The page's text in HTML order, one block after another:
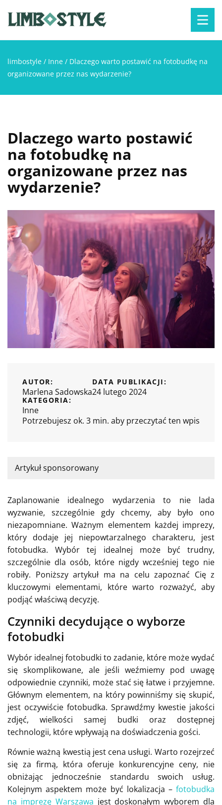
limbostyle / Inne / Dlaczego warto postawić na fotobudkę na
organizowane przez nas wydarzenie?
Dlaczego warto postawić
na fotobudkę na
organizowane przez nas
wydarzenie?
AUTOR:
Marlena Sadowska
DATA PUBLIKACJI:
24 lutego 2024
KATEGORIA:
Inne
Potrzebujesz ok. 3 min. aby przeczytać ten wpis
Artykuł sponsorowany
Zaplanowanie idealnego wydarzenia to nie lada
wyzwanie, szczególnie gdy chcemy, aby było ono
niezapomniane. Ważnym elementem każdej imprezy,
który dodaje jej niepowtarzalnego charakteru, jest
fotobudka. Wybór tej idealnej może być trudny,
szczególnie dla osób, które nigdy wcześniej tego nie
robiły. Poniższy artykuł ma na celu zapoznać Cię z
kluczowymi elementami, które warto rozważyć, aby
podjąć właściwą decyzję.
Czynniki decydujące o wyborze
fotobudki
Wybór idealnej fotobudki to zadanie, które może wydać
się skomplikowane, ale jeśli weźmiemy pod uwagę
odpowiednie czynniki, może stać się łatwe i przyjemne.
Głównym elementem, na który powinniśmy się skupić,
jest oczywiście fotobudka. Sprawdźmy kwestie jakości
zdjęć, wielkości samej budki oraz dostępnej
technologii, które wpływają na doświadczenia gości.
Równie ważną kwestią jest cena usługi. Warto rozejrzeć
się za firmą, która oferuje konkurencyjne ceny, nie
obniżając jednocześnie standardu swoich usług.
Kolejnym aspektem może być lokalizacja – fotobudka
na imprezę Warszawa jest doskonałym wyborem dla